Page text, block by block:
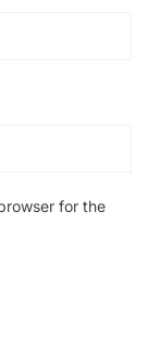
for the